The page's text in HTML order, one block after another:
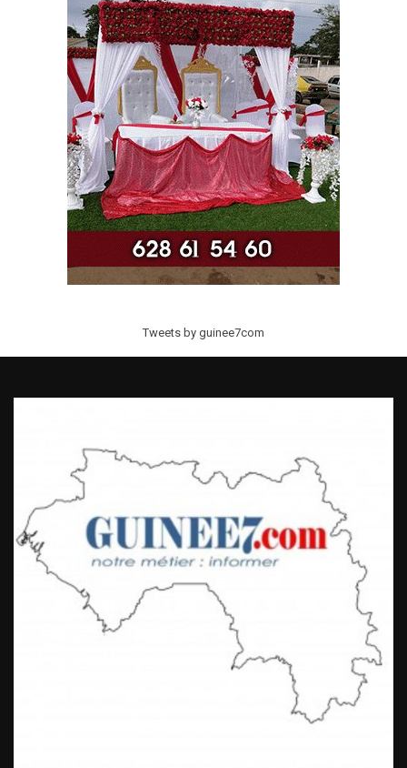
Tweets by guinee7com